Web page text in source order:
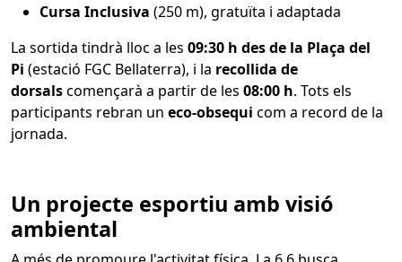
Cursa Inclusiva (250 m), gratuïta i adaptada
La sortida tindrà lloc a les 09:30 h des de la Plaça del
Pi (estació FGC Bellaterra), i la recollida de
dorsalscomençarà a partir de les 08:00 h. Tots els
participants rebran un eco-obsequi com a record de la
jornada.
Un projecte esportiu amb visió
ambiental